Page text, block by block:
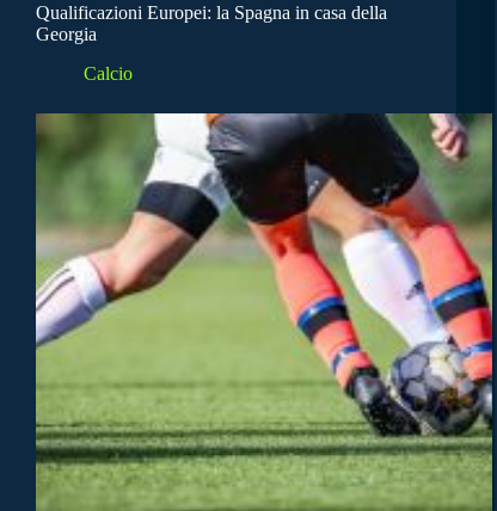
Qualificazioni Europei: la Spagna in casa della
Georgia
Calcio